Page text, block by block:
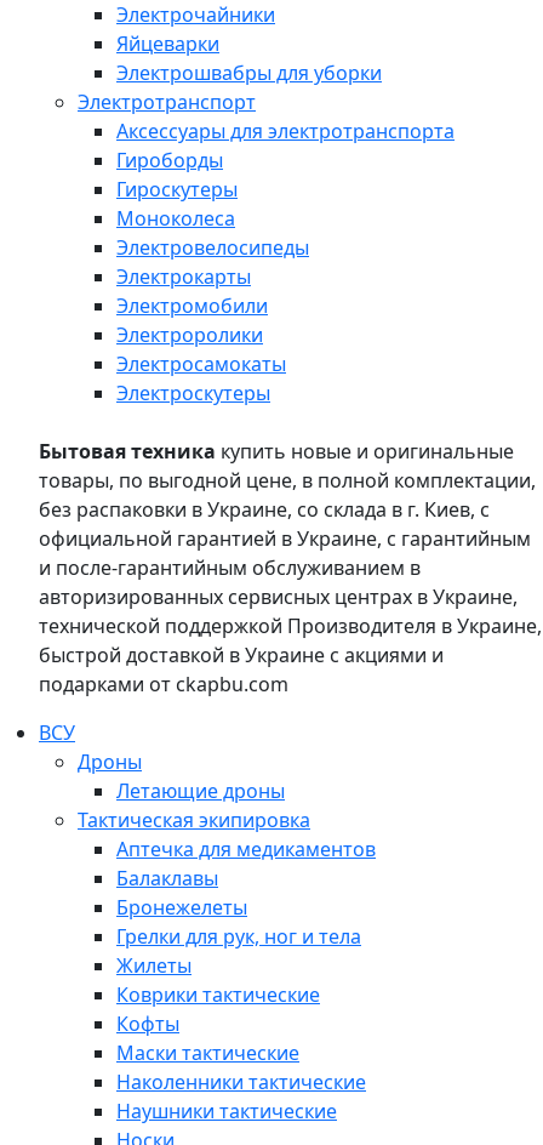
Электрочайники
Яйцеварки
Электрошвабры для уборки
Электротранспорт
Аксессуары для электротранспорта
Гироборды
Гироскутеры
Моноколеса
Электровелосипеды
Электрокарты
Электромобили
Электроролики
Электросамокаты
Электроскутеры
Бытовая техника купить новые и оригинальные
товары, по выгодной цене, в полной комплектации,
без распаковки в Украине, со склада в г. Киев, с
официальной гарантией в Украине, с гарантийным
и после-гарантийным обслуживанием в
авторизированных сервисных центрах в Украине,
технической поддержкой Производителя в Украине,
быстрой доставкой в Украине с акциями и
подарками от ckapbu.com
ВСУ
Дроны
Летающие дроны
Тактическая экипировка
Аптечка для медикаментов
Балаклавы
Бронежелеты
Грелки для рук, ног и тела
Жилеты
Коврики тактические
Кофты
Маски тактические
Наколенники тактические
Наушники тактические